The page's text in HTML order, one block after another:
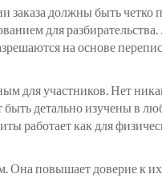
заказа должны быть четко
для
на основе
для участников. Нет
детально изучены в
работает как для
Она повышает доверие к